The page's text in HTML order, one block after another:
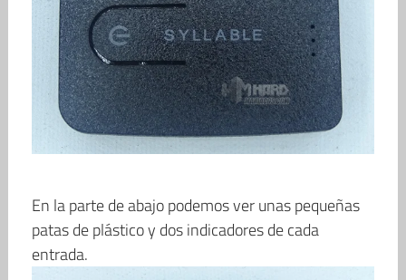
En la parte de abajo podemos ver unas pequeñas
patas de plástico y dos indicadores de cada
entrada.